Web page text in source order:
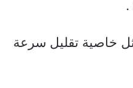
الجديد بعض مزايا آيفون 5 إس ، مثل خاصية تقليل سرعة